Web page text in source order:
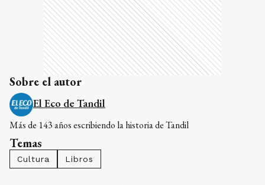
Sobre el autor
El Eco de Tandil
Más de 143 años escribiendo la historia de Tandil
Temas
Cultura Libros